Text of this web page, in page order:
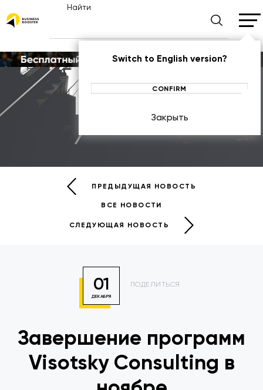
Найти
Switch to English version?
CONFIRM
Закрыть
Новости
ПРЕДЫДУЩАЯ НОВОСТЬ
ВСЕ НОВОСТИ
СЛЕДУЮЩАЯ НОВОСТЬ
01
ДЕКАБРЯ
ПОДЕЛИТЬСЯ
Завершение программ
Visotsky Consulting в